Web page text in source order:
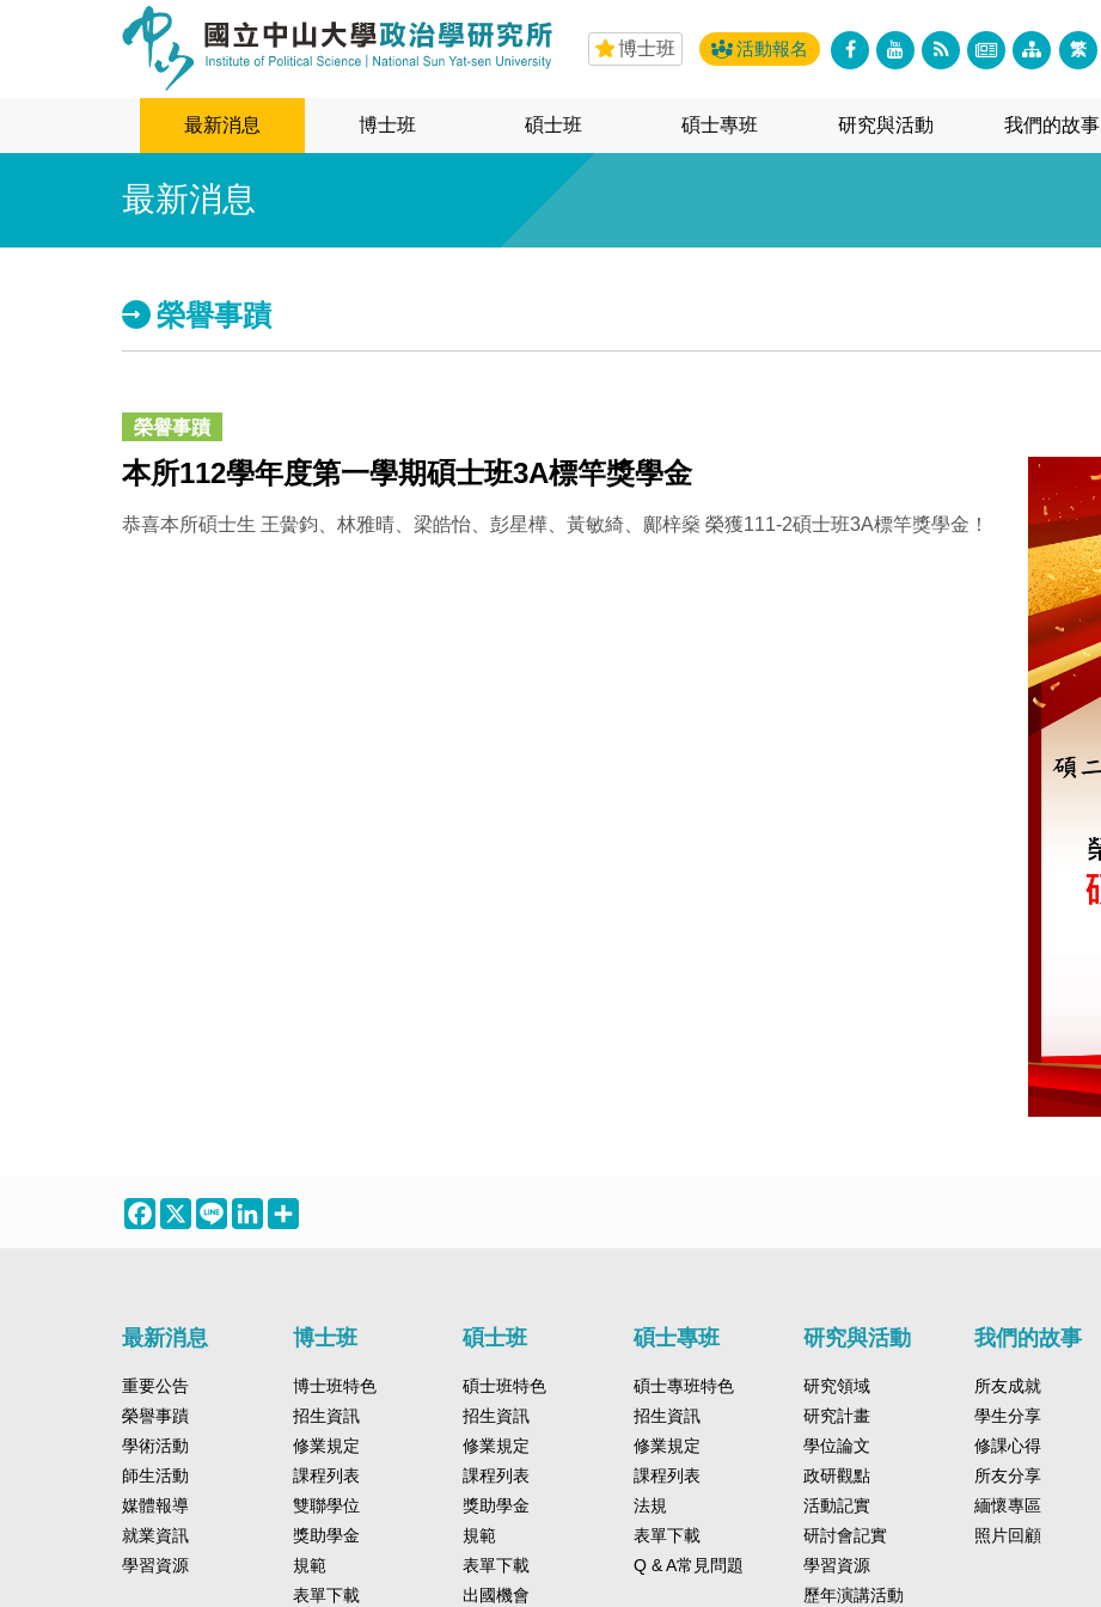
博士班 活動報名 繁
最新消息 博士班 碩士班 碩士專班 研究與活動 我們的故事
最新消息
榮譽事蹟
榮譽事蹟
本所112學年度第一學期碩士班3A標竿獎學金
恭喜本所碩士生 王黌鈞、林雅晴、梁皓怡、彭星樺、黃敏綺、鄺梓燊 榮獲111-2碩士班3A標竿獎學金！
Facebook
X Line LinkedIn
最新消息
重要公告
榮譽事蹟
學術活動
師生活動
媒體報導
就業資訊
學習資源
博士班
博士班特色
招生資訊
修業規定
課程列表
雙聯學位
獎助學金
規範
表單下載
碩士班
碩士班特色
招生資訊
修業規定
課程列表
獎助學金
規範
表單下載
出國機會
碩士專班
碩士專班特色
招生資訊
修業規定
課程列表
法規
表單下載
Q & A常見問題
研究與活動
研究領域
研究計畫
學位論文
政研觀點
活動記實
研討會記實
學習資源
歷年演講活動
我們的故事
所友成就
學生分享
修課心得
所友分享
緬懷專區
照片回顧